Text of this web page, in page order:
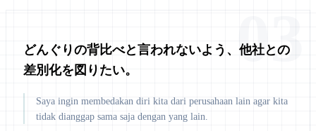
03
どんぐりの背比べと言われないよう、他社との
差別化を図りたい。
Saya ingin membedakan diri kita dari perusahaan lain agar kita
tidak dianggap sama saja dengan yang lain.